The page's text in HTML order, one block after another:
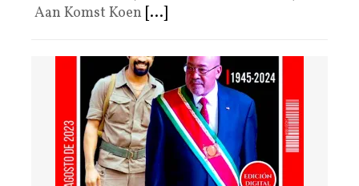
Aan Komst Koen [...]